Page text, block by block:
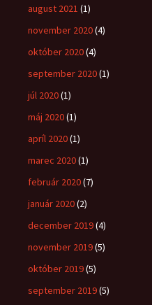
august 2021 (1)
november 2020(4)
október 2020(4)
september 2020(1)
júl 2020(1)
máj 2020(1)
apríl 2020(1)
marec 2020(1)
február 2020(7)
január 2020(2)
december 2019(4)
november 2019(5)
október 2019(5)
september 2019(5)